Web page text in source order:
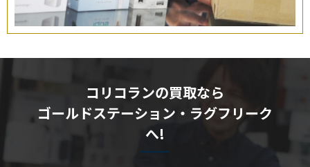
コリコランの買取なら
ゴールドステーション・ラグフリーク
へ!